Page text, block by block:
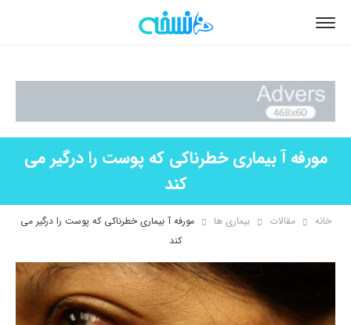
مورفه آ بیماری خطرناکی که پوست را درگیر می
کند
خانه مقالات بیماری ها
مورفه آ بیماری خطرناکی که پوست را درگیر می
کند